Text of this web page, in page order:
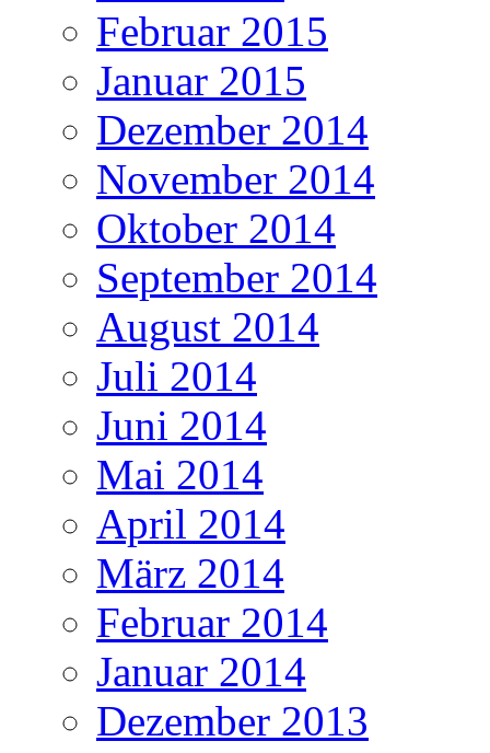
Februar 2015
Januar 2015
Dezember 2014
November 2014
Oktober 2014
September 2014
August 2014
Juli 2014
Juni 2014
Mai 2014
April 2014
März 2014
Februar 2014
Januar 2014
Dezember 2013